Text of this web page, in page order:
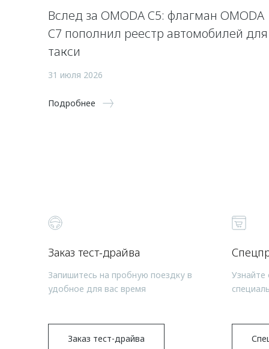
Вслед за OMODA C5: флагман OMODA
C7 пополнил реестр автомобилей для
такси
31 июля 2026
Подробнее
Заказ тест-драйва
Запишитесь на пробную поездку в
удобное для вас время
Заказ тест-драйва
Узнайте